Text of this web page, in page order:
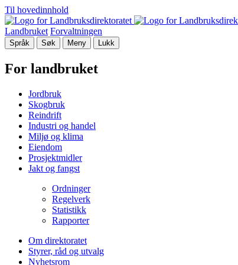
Til hovedinnhold
Landbruket Forvaltningen
Språk Søk Meny Lukk
For landbruket
Jordbruk
Skogbruk
Reindrift
Industri og handel
Miljø og klima
Eiendom
Prosjektmidler
Jakt og fangst
Ordninger
Regelverk
Statistikk
Rapporter
Om direktoratet
Styrer, råd og utvalg
Nyhetsrom